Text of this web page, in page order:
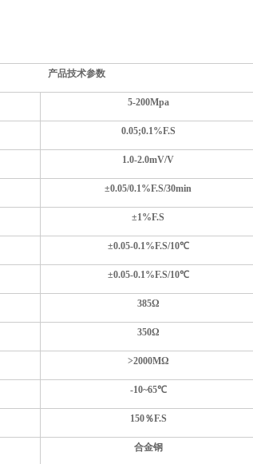
产品技术参数
5-200Mpa
0.05;0.1%F.S
1.0-2.0mV/V
±0.05/0.1%F.S/30min
±1%F.S
±0.05-0.1%F.S/10℃
±0.05-0.1%F.S/10℃
385Ω
350Ω
>2000MΩ
-10~65℃
150％F.S
合金钢